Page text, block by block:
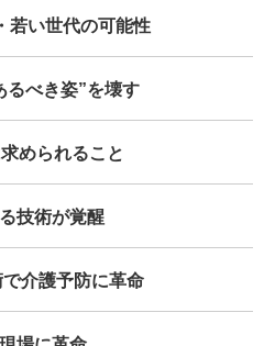
い世代の可能性
るべき姿”を壊す
められること
技術が覚醒
介護予防に革命